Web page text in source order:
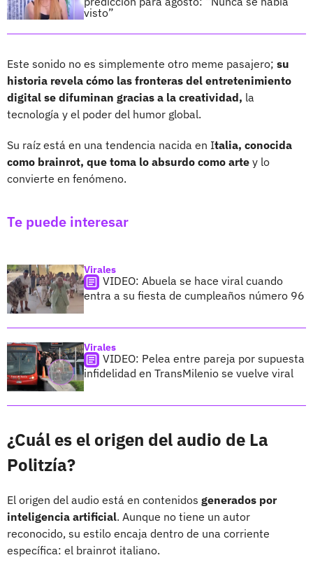
visto”
Este sonido no es simplemente otro meme pasajero; su
historia revela cómo las fronteras del entretenimiento
digital se difuminan gracias a la creatividad, la
tecnología y el poder del humor global.
Su raíz está en una tendencia nacida en Italia, conocida
como brainrot, que toma lo absurdo como arte y lo
convierte en fenómeno.
Te puede interesar
Virales
VIDEO: Abuela se hace viral cuando
entra a su fiesta de cumpleaños número 96
Virales
VIDEO: Pelea entre pareja por supuesta
infidelidad en TransMilenio se vuelve viral
¿Cuál es el origen del audio de La
Politzía?
El origen del audio está en contenidos generados por
inteligencia artificial. Aunque no tiene un autor
reconocido, su estilo encaja dentro de una corriente
específica: el brainrot italiano.